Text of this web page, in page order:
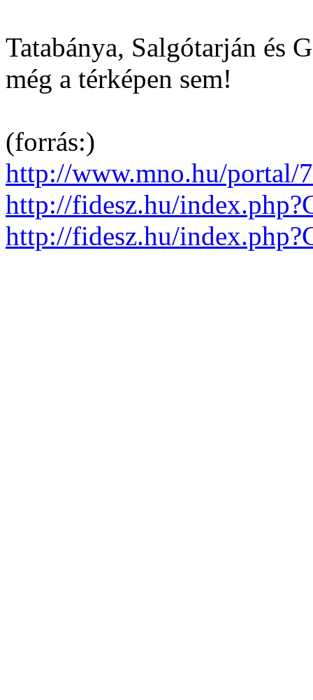
Tatabánya, Salgótarján és
még a térképen sem!
(forrás:)
http://www.mno.hu/portal/
http://fidesz.hu/
http://fidesz.hu/